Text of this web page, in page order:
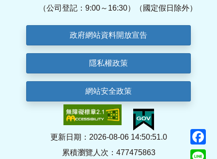
（公司登記：9:00～16:30）（國定假日除外）
政府網站資料開放宣告
隱私權政策
網站安全政策
更新日期：2026-08-06 14:50:51.0
累積瀏覽人次：477475863